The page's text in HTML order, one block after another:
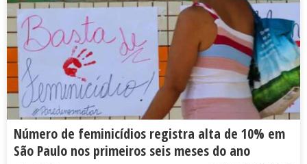
Número de feminicídios registra alta de 10% em
São Paulo nos primeiros seis meses do ano